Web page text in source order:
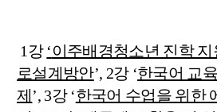
1강 ‘이주배경청소년 진학 지
로설계방안’, 2강 ‘한국어 교
제 ’, 3강 ‘한국어 수업을 위한